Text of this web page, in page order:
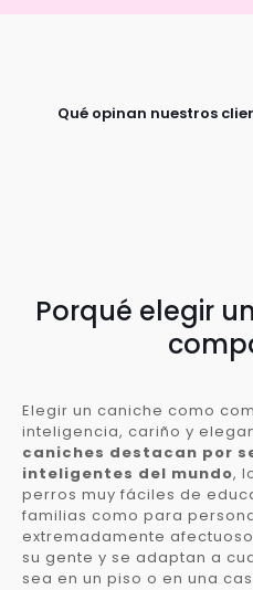
Qué opinan nuestros
Porqué elegir
Elegir un caniche como
inteligencia, cariño y
caniches destacan por
inteligentes del mundo,
perros muy fáciles de
familias como para
extremadamente
su gente y se adaptan a
sea en un piso o en una